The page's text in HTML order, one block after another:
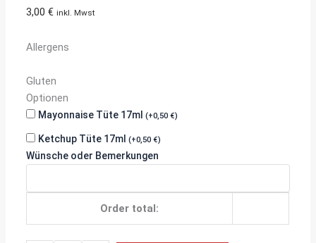
3,00€ inkl. Mwst
Allergens
allergen
information
Gluten
Optionen
Mayonnaise Tüte 17ml(+0,50€)
Ketchup Tüte 17ml(+0,50€)
Wünsche oder Bemerkungen
Order total: